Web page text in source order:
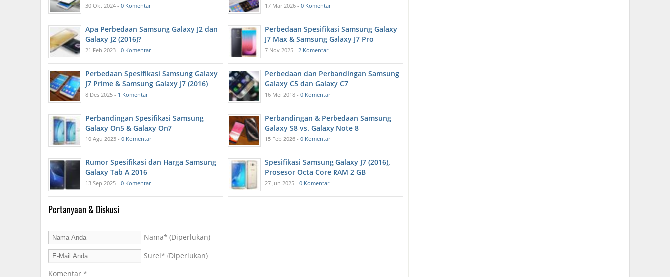
30 Okt 2024 - 0 Komentar 17 Mar 2026 -0 Komentar
Apa Perbedaan Samsung Galaxy J2 dan
Galaxy J2 (2016)?
21 Feb 2023 - 0 Komentar
Perbedaan Spesifikasi Samsung Galaxy
J7 Max & Samsung Galaxy J7 Pro
7 Nov 2025 - 2 Komentar
Perbedaan Spesifikasi Samsung Galaxy
J7 Prime & Samsung Galaxy J7 (2016)
8 Des 2025 - 1 Komentar
Perbedaan dan Perbandingan Samsung
Galaxy C5 dan Galaxy C7
16 Mei 2018 -0 Komentar
Perbandingan Spesifikasi Samsung
Galaxy On5 & Galaxy On7
10 Agu 2023 - 0 Komentar
Perbandingan & Perbedaan Samsung
Galaxy S8 vs. Galaxy Note 8
15 Feb 2026 -0 Komentar
Rumor Spesifikasi dan Harga Samsung
Galaxy Tab A 2016
13 Sep 2025 - 0 Komentar
Spesifikasi Samsung Galaxy J7 (2016),
Prosesor Octa Core RAM 2 GB
27 Jun 2025 -0 Komentar
Pertanyaan & Diskusi
Nama* (Diperlukan)
Surel* (Diperlukan)
Komentar *